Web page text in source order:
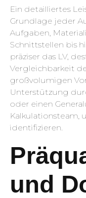
Ein detailliertes
Grundlage jeder
Aufgaben,
Schnittstellen bis
präziser das LV,
Vergleichbarkeit
großvolumigen
Unterstützung
oder einen
Kalkulationsteam,
identifizieren.
und